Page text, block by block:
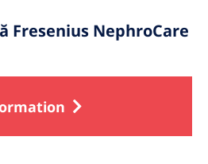
Fresenius NephroCare